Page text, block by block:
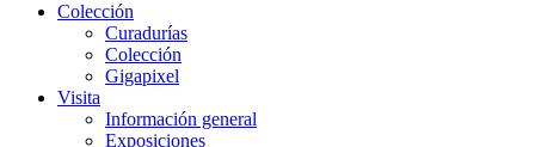
Colección
Curadurías
Colección
Gigapixel
Visita
Información general
Exposiciones